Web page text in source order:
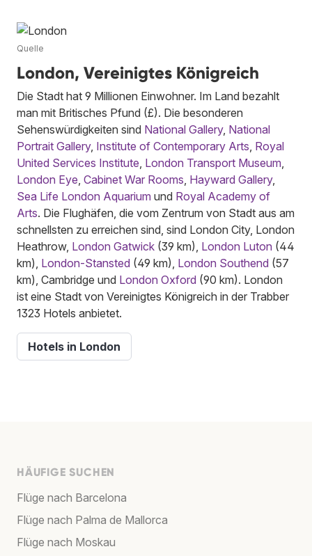
Quelle
London, Vereinigtes Königreich
Die Stadt hat 9 Millionen Einwohner. Im Land bezahlt
man mit Britisches Pfund (£). Die besonderen
Sehenswürdigkeiten sind National Gallery, National
Portrait Gallery, Institute of Contemporary Arts Royal
United Services Institute London Transport Museum
London Eye Cabinet War Rooms Hayward Gallery,
Sea Life London Aquarium und Royal Academy of
Arts. Die Flughäfen, die vom Zentrum von Stadt aus am
schnellsten zu erreichen sind, sind London City, London
Heathrow, London Gatwick (39 km), London Luton (44
km), London-Stansted (49 km), London Southend (57
km), Cambridge und London Oxford (90 km). London
ist eine Stadt von Vereinigtes Königreich in der Trabber
1323 Hotels anbietet.
Hotels in London
HÄUFIGE SUCHEN
Flüge nach Barcelona
Flüge nach Palma de Mallorca
Flüge nach Moskau